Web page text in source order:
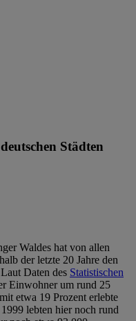
Städten
Waldes hat von allen
der letzte 20 Jahre den
Daten des Statistischen
Einwohner um rund 25
etwa 19 Prozent erlebte
lebten hier noch rund